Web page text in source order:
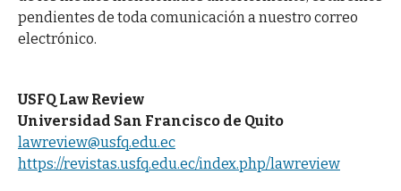
pendientes de toda comunicación a nuestro correo
electrónico.
USFQ Law Review
Universidad San Francisco de Quito
lawreview@usfq.edu.ec
https://revistas.usfq.edu.ec/index.php/lawreview